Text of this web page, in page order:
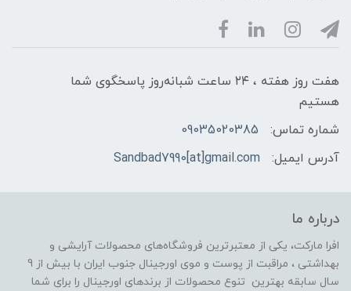
هفت روز هفته ، ۲۴ ساعت شبانه‌روز پاسخگوی شما
هستیم
شماره تماس:
09035020385
آدرس ایمیل:
Sandbad7990[at]gmail.com
درباره ما
افرا مارکت، یکی از معتبرترین فروشگاه‌های محصولات آرایشی و
بهداشتی ، مراقبت از پوست و موی اورجینال جنوب ایران با بیش از 9
سال سابقه بهترین تنوع محصولات از برندهای اورجینال را برای شما